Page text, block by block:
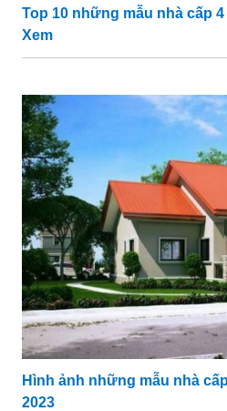
Top 10 những mẫu nhà cấp
Xem
Hình ảnh những mẫu nhà
2023